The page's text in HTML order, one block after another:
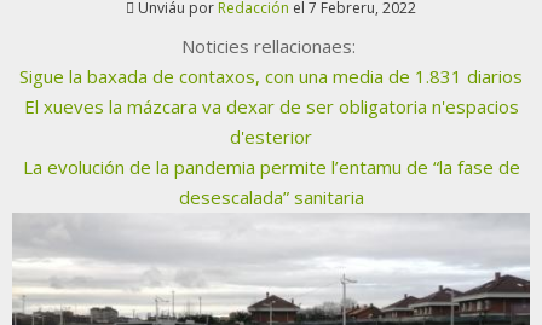
Unviáu por Redacción el 7 Febreru, 2022
Noticies rellacionaes:
Sigue la baxada de contaxos, con una media de 1.831 diarios
El xueves la mázcara va dexar de ser obligatoria n'espacios
d'esterior
La evolución de la pandemia permite l’entamu de “la fase de
desescalada” sanitaria